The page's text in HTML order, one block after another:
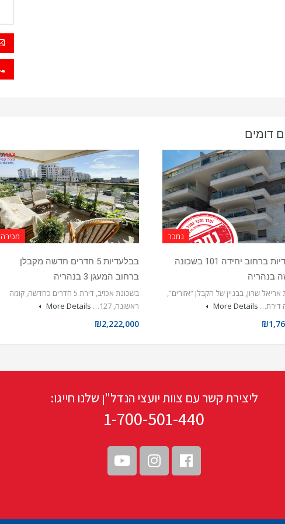
דומים
נמכר
בבלעדיות ברחוב יחידה 101 בשכונה
בנהריה
שרון, בבניין של הקבלן “אזורים”,
דירת… More Details
מכירה
בבלעדיות 5 חדרים חדשה מקבלן
ברחוב המעגן 3 בנהריה
בשכונת אכזיב, דירת 5 חדרים כחדשה, קומה
ראשונה, 127…
More Details
₪2,222,000
ליצירת קשר עם צוות יועצי הנדל"ן שלנו חייגו:
1-700-501-440